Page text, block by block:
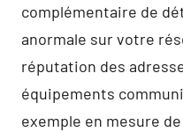
complémentaire de
anormale sur votre
réputation des
équipements
exemple en mesure